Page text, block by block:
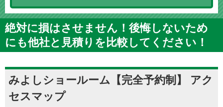
絶対に損はさせません！後悔しないため
にも他社と見積りを比較してください！
みよしショールーム【完全予約制】 アク
セスマップ